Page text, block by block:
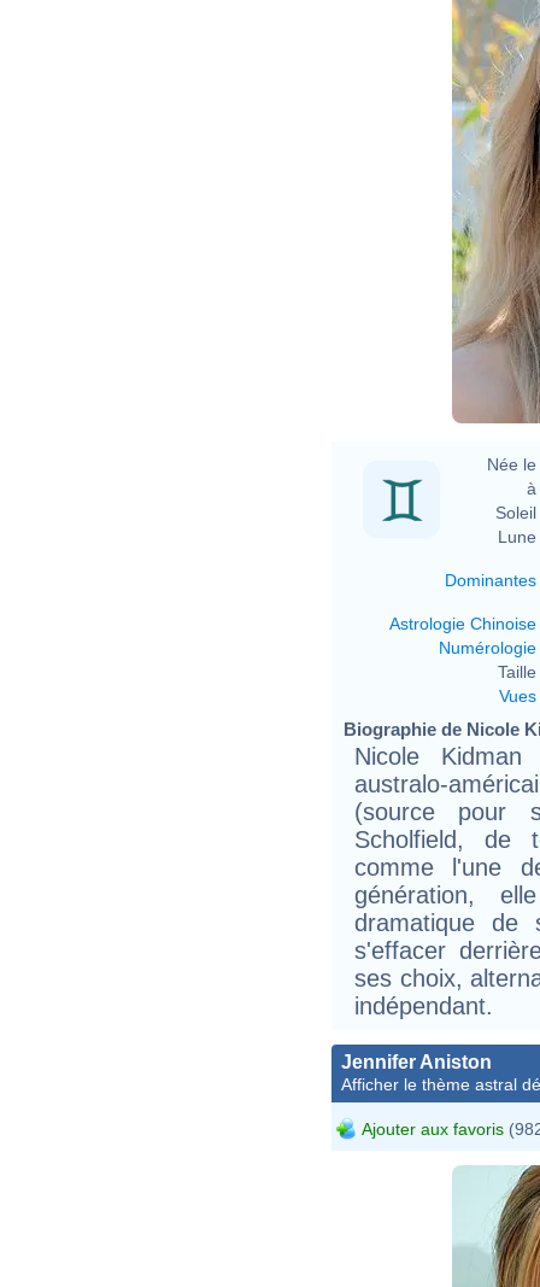
Née le
à
Soleil
Lune
Dominantes
Astrologie Chinoise
Numérologie
Taille
Vues
Biographie de Nicole
Nicole
australo-
(source pour
Scholfield, de
comme l'une
génération,
dramatique de
s'effacer
ses choix,
indépendant.
Jennifer Aniston
Afficher le thème astral
Ajouter aux favoris